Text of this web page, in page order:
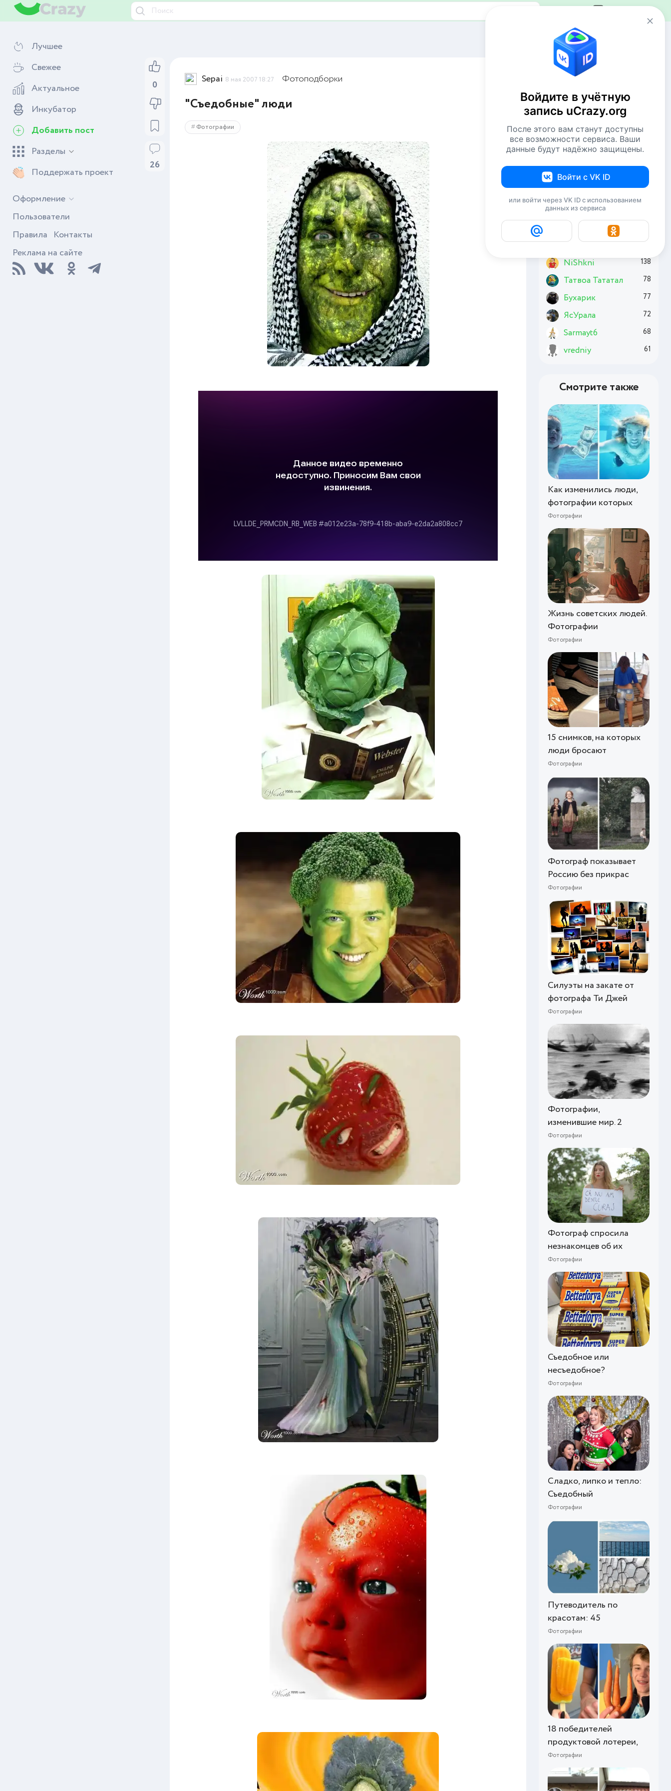
Авторизация
Лучшее
Свежее
Актуальное
Инкубатор
Добавить пост
Разделы
Поддержать проект
Оформление
Пользователи
Правила Контакты
Реклама на сайте
Сейчас онлайн
1 VIP
46 пользователей
580 гостей
Всего посетителей 627
Рекорд: 12737 посетителей
Установлен 22 апр 2026г. в 02:34
Комментаторы недели
Евгений114
Basai 177
Chuzzle 176
NiShkni 138
Татвоа Тататал 78
Бухарик 77
ЯсУрала 72
Sarmayt6 68
vredniy 61
Смотрите также
Как изменились люди,
фотографии которых
Фотографии
Жизнь советских людей.
Фотографии
Фотографии
15 снимков, на которых
люди бросают
Фотографии
Фотограф показывает
Россию без прикрас
Фотографии
Силуэты на закате от
фотографа Ти Джей
Фотографии
Фотографии,
изменившие мир. 2
Фотографии
Фотограф спросила
незнакомцев об их
Фотографии
Съедобное или
несъедобное?
Фотографии
Сладко, липко и тепло:
Съедобный
Фотографии
Путеводитель по
красотам: 45
Фотографии
18 победителей
продуктовой лотереи,
Фотографии
0
26
Sepai 8 мая 2007 18:27 Фотоподборки
"Съедобные" люди
Фотографии
Войдите в учётную
запись uCrazy.org
После этого вам станут доступны
все возможности сервиса. Ваши
данные будут надёжно защищены.
Войти с VK ID
или войти через VK ID с использованием
данных из сервиса